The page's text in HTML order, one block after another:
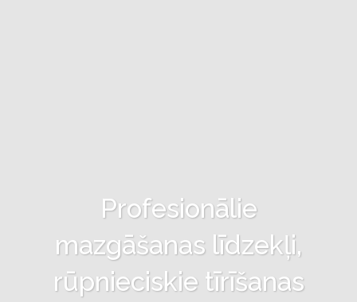
Profesionālie
mazgāšanas līdzekļi,
rūpnieciskie tīrīšanas